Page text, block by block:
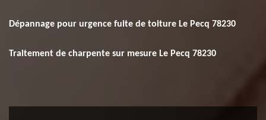
Dépannage pour urgence fuite de toiture Le Pecq 78230
Traitement de charpente sur mesure Le Pecq 78230